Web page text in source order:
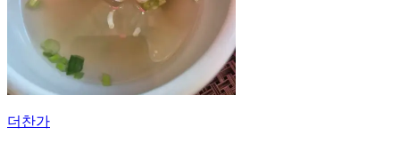
더찬가